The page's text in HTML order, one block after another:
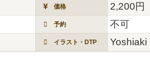
価格 2,200円
予約 不可
イラスト・DTP Yoshiaki